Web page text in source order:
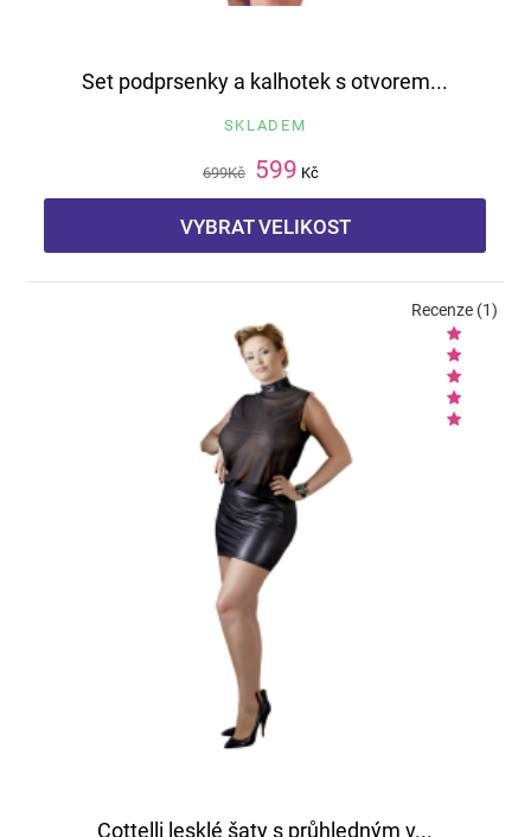
Set podprsenky a kalhotek s otvorem...
SKLADEM
699Kč 599 Kč
VYBRAT VELIKOST
Cottelli lesklé šaty s průhledným v...
Recenze (1)